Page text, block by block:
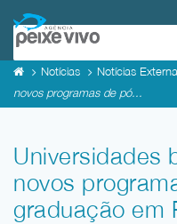
Notícias Notícias
novos programas de pó...
Universidades
novos
graduação em